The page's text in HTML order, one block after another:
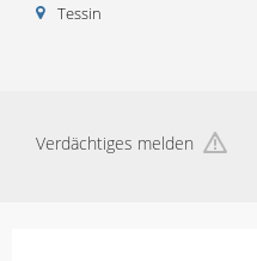
Tessin
Verdächtiges melden